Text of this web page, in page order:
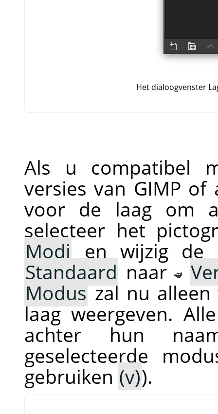
Het dialoogvenster
Als u compatibel
versies van GIMP
voor de laag om
selecteer het
Modi en wijzig de
Standaard naar
Moduszal nu alleen
laag weergeven.
achter hun
geselecteerde
gebruiken (v)).